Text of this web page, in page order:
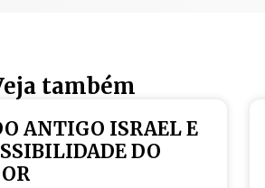
também
ANTIGO ISRAEL E
DO